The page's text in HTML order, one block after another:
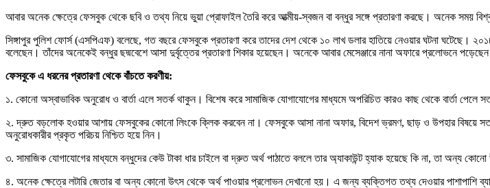
আবার অনেক ক্ষেত্রে ফেসবুক থেকে ছবি ও তথ্য নিয়ে ভুয়া প্রোফাইল তৈরি করে আত্মীয়-স্বজন বা বন্ধুর সঙ্গে প্রতারণা করছে। অনেক সময়
সিঙ্গাপুর পুলিশ ফোর্স (এসপিএফ) বলেছে, গত বছরে ফেসবুকে প্রতারণা করে তাদের দেশ থেকে ১০ লাখ ডলার হাতিয়ে নেওয়ার ঘটনা ঘটেছে।
বলেছেন। তাঁদের অনেকেই বন্ধুর ছদ্মবেশে আসা দুর্বৃত্তের প্রতারণা শিকার হয়েছেন। অনেকে আবার মেসেঞ্জারে নানা অফারে প্রলোভনে
ফেসবুকে এ ধরনের প্রতারণা থেকে বাঁচতে করণীয়:
১. কোনো অস্বাভাবিক অনুরোধ ও বার্তা এলে সতর্ক থাকুন। বিশেষ করে সামাজিক যোগাযোগের মাধ্যমে অপরিচিত কারও কাছ থেকে বার্তা পেলে
২. দ্রুত বড়লোক হওয়ার আশায় ফেসবুকের কোনো লিংকে ক্লিক করবেন না। ফেসবুকে আসা নানা অফার, বিদেশ ভ্রমণ, ছাড় ও উপহার বিষয়ে
অনুরোধকারীর প্রকৃত পরিচয় নিশ্চিত হয়ে নিন।
৩. সামাজিক যোগাযোগের মাধ্যমে বন্ধুদের কেউ টাকা ধার চাইলে বা দ্রুত অর্থ পাঠাতে বললে তার অ্যাকাউন্ট হ্যাক হয়েছে কি না, তা অন্য কোনো
৪. অনেক ক্ষেত্রে লটারি জেতার বা অন্য কোনো উৎস থেকে অর্থ পাওয়ার প্রলোভন দেখানো হয়। এ জন্য ব্যক্তিগত তথ্য দেওয়ার পাশাপাশি